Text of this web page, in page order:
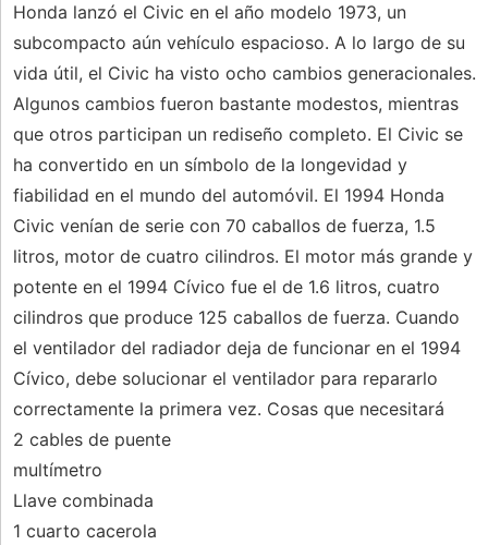
Honda lanzó el Civic en el año modelo 1973, un
subcompacto aún vehículo espacioso. A lo largo de su
vida útil, el Civic ha visto ocho cambios generacionales.
Algunos cambios fueron bastante modestos, mientras
que otros participan un rediseño completo. El Civic se
ha convertido en un símbolo de la longevidad y
fiabilidad en el mundo del automóvil. El 1994 Honda
Civic venían de serie con 70 caballos de fuerza, 1.5
litros, motor de cuatro cilindros. El motor más grande y
potente en el 1994 Cívico fue el de 1.6 litros, cuatro
cilindros que produce 125 caballos de fuerza. Cuando
el ventilador del radiador deja de funcionar en el 1994
Cívico, debe solucionar el ventilador para repararlo
correctamente la primera vez. Cosas que necesitará
2 cables de puente
multímetro
Llave combinada
1 cuarto cacerola